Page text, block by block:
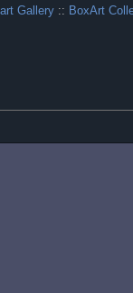
Gallery :: BoxArt